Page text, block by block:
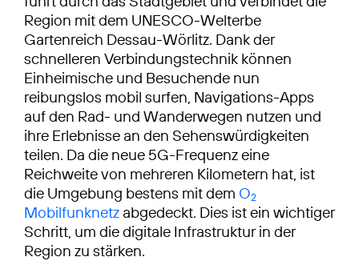
Region mit dem UNESCO-Welterbe
Gartenreich Dessau-Wörlitz. Dank der
schnelleren Verbindungstechnik können
Einheimische und Besuchende nun
reibungslos mobil surfen, Navigations-Apps
auf den Rad- und Wanderwegen nutzen und
ihre Erlebnisse an den Sehenswürdigkeiten
teilen. Da die neue 5G-Frequenz eine
Reichweite von mehreren Kilometern hat, ist
die Umgebung bestens mit dem O2
Mobilfunknetz abgedeckt. Dies ist ein wichtiger
Schritt, um die digitale Infrastruktur in der
Region zu stärken.